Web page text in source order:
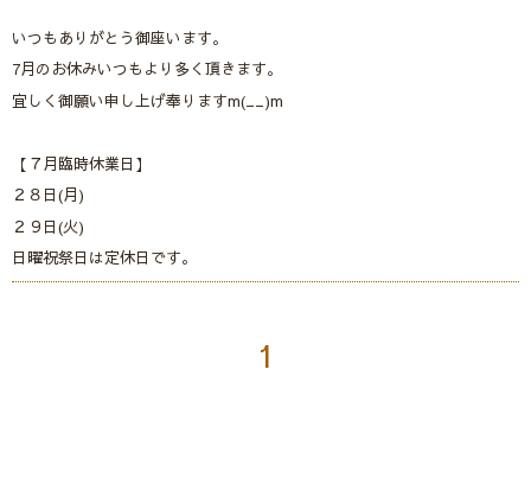
いつもありがとう御座います。
7月のお休みいつもより多く頂きます。
宜しく御願い申し上げ奉りますm(__)m
【７月臨時休業日】
２８日(月)
２９日(火)
日曜祝祭日は定休日です。
1